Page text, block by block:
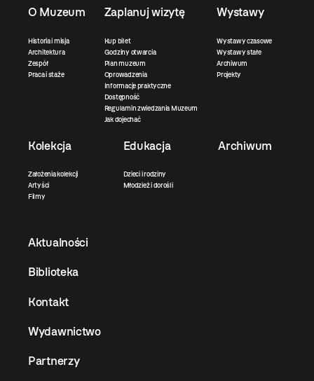
O Muzeum
Historia i misja
Architektura
Zespół
Praca i staże
Zaplanuj wizytę
Kup bilet
Godziny otwarcia
Plan muzeum
Oprowadzenia
Informacje praktyczne
Dostępność
Regulamin zwiedzania Muzeum
Jak dojechać
Wystawy
Wystawy czasowe
Wystawy stałe
Archiwum
Projekty
Kolekcja
Założenia kolekcji
Artyści
Filmy
Edukacja
Dzieci i rodziny
Młodzież i dorośli
Archiwum
Aktualności
Biblioteka
Kontakt
Wydawnictwo
Partnerzy